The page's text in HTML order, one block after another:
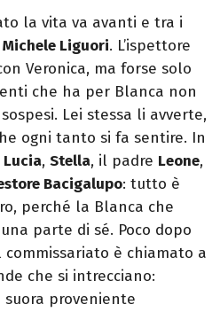
la vita va avanti e tra i
Michele Liguori. L’ispettore
Veronica, ma forse solo
che ha per Blanca non
Lei stessa li avverte,
ogni tanto si fa sentire. In
Lucia, Stella, il padre Leone,
Bacigalupo: tutto è
perché la Blanca che
parte di sé. Poco dopo
è chiamato a
che si intrecciano:
suora proveniente